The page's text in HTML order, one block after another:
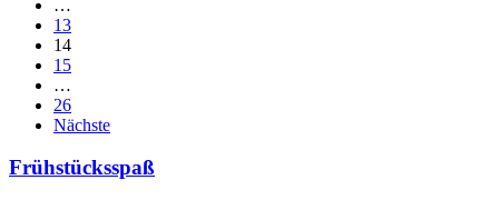
…
13
14
15
…
26
Nächste
Frühstücksspaß